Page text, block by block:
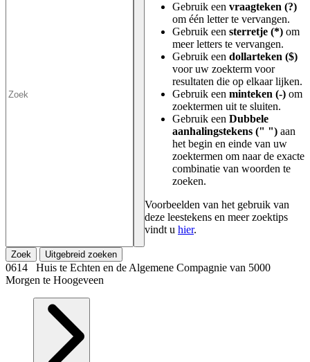
Gebruik een vraagteken (?)
om één letter te vervangen.
Gebruik een sterretje (*) om
meer letters te vervangen.
Gebruik een dollarteken ($)
voor uw zoekterm voor
resultaten die op elkaar lijken.
Gebruik een minteken (-) om
zoektermen uit te sluiten.
Gebruik een Dubbele
aanhalingstekens (" ") aan
het begin en einde van uw
zoektermen om naar de exacte
combinatie van woorden te
zoeken.
Voorbeelden van het gebruik van
deze leestekens en meer zoektips
vindt u hier.
Zoek Uitgebreid zoeken
0614 Huis te Echten en de Algemene Compagnie van 5000
Morgen te Hoogeveen